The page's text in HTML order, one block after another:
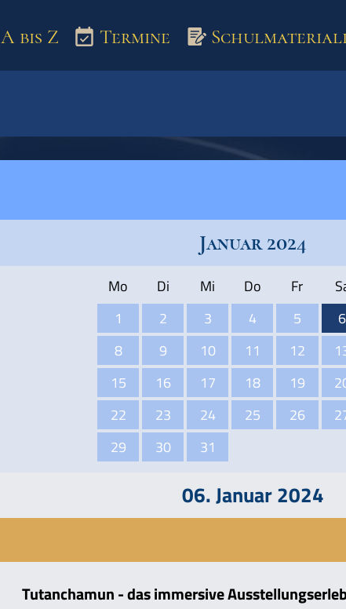
A bis Z Termine
Januar 2024
Mo Di Mi Do Fr
1
2 3 4 5 6
8
9 10 11 12
15
16 17 18 19
22
23 24 25 26
29
30 31
06. Januar 2024
Tutanchamun - das immersive